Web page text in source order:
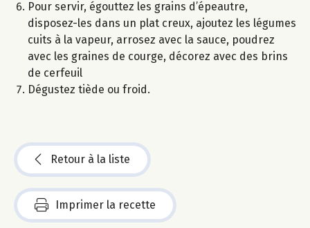
Pour servir, égouttez les grains d’épeautre,
disposez-les dans un plat creux, ajoutez les légumes
cuits à la vapeur, arrosez avec la sauce, poudrez
avec les graines de courge, décorez avec des brins
de cerfeuil
Dégustez tiède ou froid.
Retour à la liste
Imprimer la recette